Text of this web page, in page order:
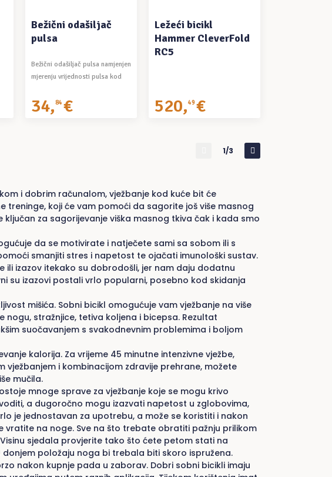
Bežični odašiljač
pulsa
Bežični odašiljač pulsa namjenjen
mjerenju vrijednosti pulsa kod
34,84€
Ležeći bicikl
Hammer CleverFold
RC5
520,49€
1/3
i dobrim računalom, vježbanje kod kuće bit će
treninge, koji će vam pomoći da sagorite još više masnog
za sagorijevanje viška masnog tkiva čak i kada smo
da se motivirate i natječete sami sa sobom ili s
smanjiti stres i napetost te ojačati imunološki sustav.
izazov itekako su dobrodošli, jer nam daju dodatnu
su izazovi postali vrlo popularni, posebno kod skidanja
mišića. Sobni bicikl omogućuje vam vježbanje na više
stražnjice, tetiva koljena i bicepsa. Rezultat
suočavanjem s svakodnevnim problemima i boljom
kalorija. Za vrijeme 45 minutne intenzivne vježbe,
vježbanjem i kombinacijom zdravije prehrane, možete
mučila.
mnoge sprave za vježbanje koje se mogu krivo
a dugoročno mogu izazvati napetost u zglobovima,
je jednostavan za upotrebu, a može se koristiti i nakon
vratite na noge. Sve na što trebate obratiti pažnju prilikom
sjedala provjerite tako što ćete petom stati na
položaju noga bi trebala biti skoro ispružena.
nakon kupnje pada u zaborav. Dobri sobni bicikli imaju